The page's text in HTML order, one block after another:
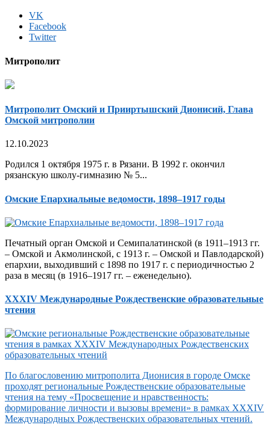
VK
Facebook
Twitter
Митрополит
Митрополит Омский и Прииртышский Дионисий, Глава
Омской митрополии
12.10.2023
Родился 1 октября 1975 г. в Рязани. В 1992 г. окончил
рязанскую школу-гимназию № 5...
Омские Епархиальные ведомости, 1898–1917 годы
Печатный орган Омской и Семипалатинской (в 1911–1913 гг.
– Омской и Акмолинской, с 1913 г. – Омской и Павлодарской)
епархии, выходивший с 1898 по 1917 г. с периодичностью 2
раза в месяц (в 1916–1917 гг. – еженедельно).
XXXIV Международные Рождественские образовательные
чтения
По благословению митрополита Дионисия в городе Омске
проходят региональные Рождественские образовательные
чтения на тему «Просвещение и нравственность:
формирование личности и вызовы времени» в рамках XXXIV
Международных Рождественских образовательных чтений.